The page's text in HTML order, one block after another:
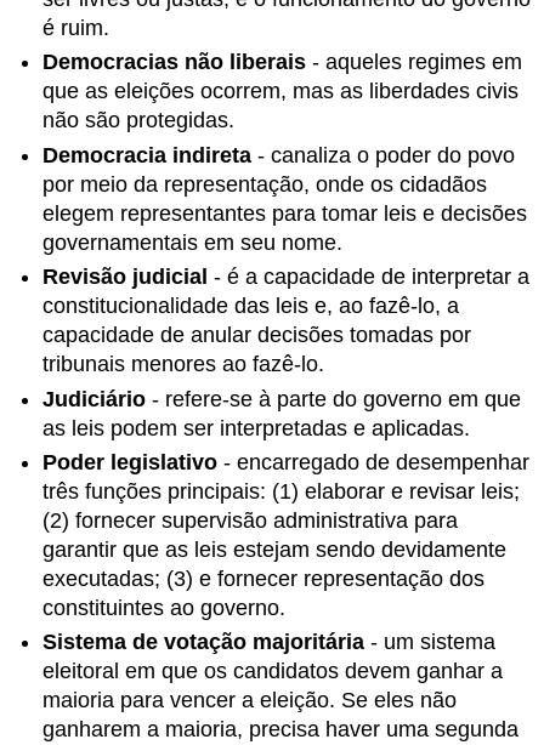
é ruim.
Democracias não liberais - aqueles regimes em
que as eleições ocorrem, mas as liberdades civis
não são protegidas.
Democracia indireta - canaliza o poder do povo
por meio da representação, onde os cidadãos
elegem representantes para tomar leis e decisões
governamentais em seu nome.
Revisão judicial - é a capacidade de interpretar a
constitucionalidade das leis e, ao fazê-lo, a
capacidade de anular decisões tomadas por
tribunais menores ao fazê-lo.
Judiciário - refere-se à parte do governo em que
as leis podem ser interpretadas e aplicadas.
Poder legislativo - encarregado de desempenhar
três funções principais: (1) elaborar e revisar leis;
(2) fornecer supervisão administrativa para
garantir que as leis estejam sendo devidamente
executadas; (3) e fornecer representação dos
constituintes ao governo.
Sistema de votação majoritária - um sistema
eleitoral em que os candidatos devem ganhar a
maioria para vencer a eleição. Se eles não
ganharem a maioria, precisa haver uma segunda